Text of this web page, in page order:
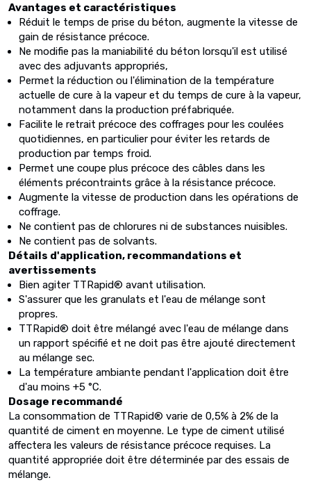
Avantages et caractéristiques
Réduit le temps de prise du béton, augmente la vitesse de
gain de résistance précoce.
Ne modifie pas la maniabilité du béton lorsqu'il est utilisé
avec des adjuvants appropriés,
Permet la réduction ou l'élimination de la température
actuelle de cure à la vapeur et du temps de cure à la vapeur,
notamment dans la production préfabriquée.
Facilite le retrait précoce des coffrages pour les coulées
quotidiennes, en particulier pour éviter les retards de
production par temps froid.
Permet une coupe plus précoce des câbles dans les
éléments précontraints grâce à la résistance précoce.
Augmente la vitesse de production dans les opérations de
coffrage.
Ne contient pas de chlorures ni de substances nuisibles.
Ne contient pas de solvants.
Détails d'application, recommandations et
avertissements
Bien agiter TTRapid® avant utilisation.
S'assurer que les granulats et l'eau de mélange sont
propres.
TTRapid® doit être mélangé avec l'eau de mélange dans
un rapport spécifié et ne doit pas être ajouté directement
au mélange sec.
La température ambiante pendant l'application doit être
d'au moins +5 °C.
Dosage recommandé
La consommation de TTRapid® varie de 0,5% à 2% de la
quantité de ciment en moyenne. Le type de ciment utilisé
affectera les valeurs de résistance précoce requises. La
quantité appropriée doit être déterminée par des essais de
mélange.